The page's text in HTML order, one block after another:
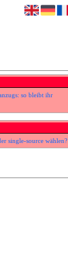
so bleibt ihr
single-source wählen?